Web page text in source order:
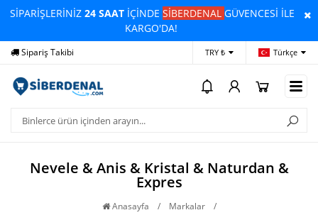
SİPARİŞLERİNİZ24 SAAT İÇİNDESİBERDENALGÜVENCESİ İLE
KARGO'DA!
Sipariş Takibi TRY ₺ Türkçe
Nevele & Anis & Kristal & Naturdan &
Expres
Anasayfa / Markalar
/